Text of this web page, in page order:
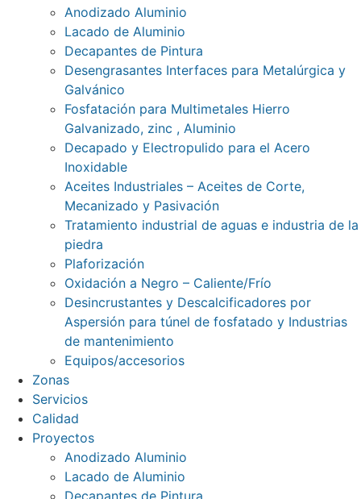
Anodizado Aluminio
Lacado de Aluminio
Decapantes de Pintura
Desengrasantes Interfaces para Metalúrgica y
Galvánico
Fosfatación para Multimetales Hierro
Galvanizado, zinc , Aluminio
Decapado y Electropulido para el Acero
Inoxidable
Aceites Industriales – Aceites de Corte,
Mecanizado y Pasivación
Tratamiento industrial de aguas e industria de la
piedra
Plaforización
Oxidación a Negro – Caliente/Frío
Desincrustantes y Descalcificadores por
Aspersión para túnel de fosfatado y Industrias
de mantenimiento
Equipos/accesorios
Zonas
Servicios
Calidad
Proyectos
Anodizado Aluminio
Lacado de Aluminio
Decapantes de Pintura